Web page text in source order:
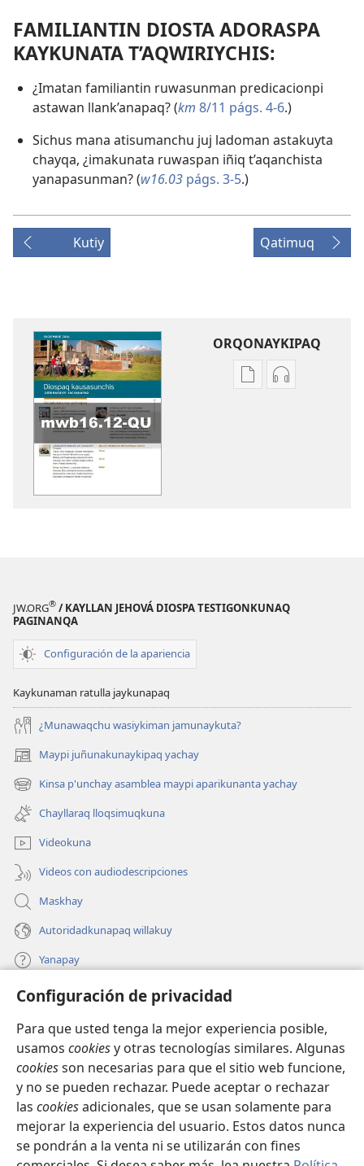
Configuración de privacidad
Para que usted tenga la mejor experiencia posible,
usamos cookiesy otras tecnologías similares. Algunas
cookiesson necesarias para que el sitio web funcione,
y no se pueden rechazar. Puede aceptar o rechazar
las cookiesadicionales, que se usan solamente para
mejorar la experiencia del usuario. Estos datos nunca
se pondrán a la venta ni se utilizarán con fines
FAMILIANTIN DIOSTA ADORASPA
KAYKUNATA T’AQWIRIYCHIS:
¿Imatan familiantin ruwasunman predicacionpi
astawan llank’anapaq? (km 8/11 págs. 4-6.)
Sichus mana atisumanchu juj ladoman astakuyta
chayqa, ¿imakunata ruwaspan iñiq t’aqanchista
yanapasunman? (w16.03 págs. 3-5.)
Kutiy Qatimuq
ORQONAYKIPAQ
KaypiKaypin
JW.ORG® / KAYLLAN JEHOVÁ DIOSPA TESTIGONKUNAQ
PAGINANQA
Configuración de la apariencia
Kaykunaman ratulla jaykunapaq
¿Munawaqchu wasiykiman jamunaykuta?
Maypi juñunakunaykipaq yachay
(abre
una
nueva
ventana)
Kinsa p'unchay asamblea maypi aparikunanta yachay
(abre
una
nueva
ventana)
Chayllaraq lloqsimuqkuna
Videokuna
Videos con audiodescripciones
Maskhay
Autoridadkunapaq willakuy
Yanapay
Donacionta churanapaq
una
nueva
ventana)
INTERNETPI QELQANCHISKUNA Watchtower™
(abre
una
nueva
ventana)
JW Hub
(abre
una
nueva
ventana)
JW Library ®